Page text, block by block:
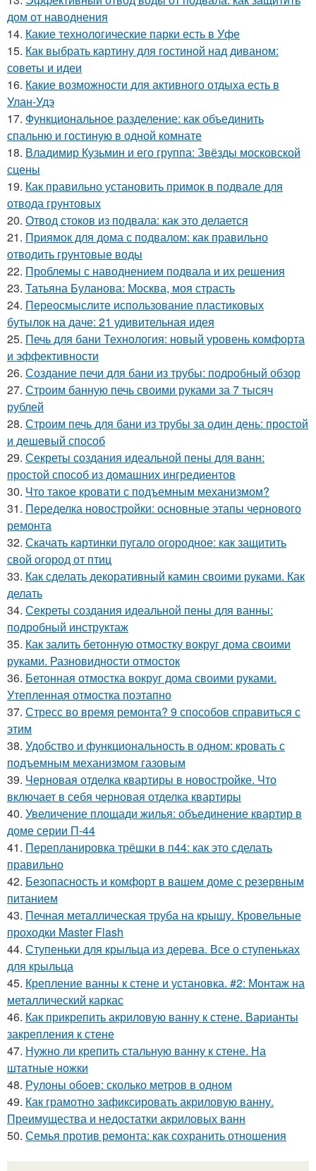
дом от наводнения
14. Какие технологические парки есть в Уфе
15. Как выбрать картину для гостиной над диваном:
советы и идеи
16. Какие возможности для активного отдыха есть в
Улан-Удэ
17. Функциональное разделение: как объединить
спальню и гостиную в одной комнате
18. Владимир Кузьмин и его группа: Звёзды московской
сцены
19. Как правильно установить примок в подвале для
отвода грунтовых
20. Отвод стоков из подвала: как это делается
21. Приямок для дома с подвалом: как правильно
отводить грунтовые воды
22. Проблемы с наводнением подвала и их решения
23. Татьяна Буланова: Москва, моя страсть
24. Переосмыслите использование пластиковых
бутылок на даче: 21 удивительная идея
25. Печь для бани Технология: новый уровень комфорта
и эффективности
26. Создание печи для бани из трубы: подробный обзор
27. Строим банную печь своими руками за 7 тысяч
рублей
28. Строим печь для бани из трубы за один день: простой
и дешевый способ
29. Секреты создания идеальной пены для ванн:
простой способ из домашних ингредиентов
30. Что такое кровати с подъемным механизмом?
31. Переделка новостройки: основные этапы чернового
ремонта
32. Скачать картинки пугало огородное: как защитить
свой огород от птиц
33. Как сделать декоративный камин своими руками. Как
делать
34. Секреты создания идеальной пены для ванны:
подробный инструктаж
35. Как залить бетонную отмостку вокруг дома своими
руками. Разновидности отмосток
36. Бетонная отмостка вокруг дома своими руками.
Утепленная отмостка поэтапно
37. Стресс во время ремонта? 9 способов справиться с
этим
38. Удобство и функциональность в одном: кровать с
подъемным механизмом газовым
39. Черновая отделка квартиры в новостройке. Что
включает в себя черновая отделка квартиры
40. Увеличение площади жилья: объединение квартир в
доме серии П-44
41. Перепланировка трёшки в п44: как это сделать
правильно
42. Безопасность и комфорт в вашем доме с резервным
питанием
43. Печная металлическая труба на крышу. Кровельные
проходки Master Flash
44. Ступеньки для крыльца из дерева. Все о ступеньках
для крыльца
45. Крепление ванны к стене и установка. #2: Монтаж на
металлический каркас
46. Как прикрепить акриловую ванну к стене. Варианты
закрепления к стене
47. Нужно ли крепить стальную ванну к стене. На
штатные ножки
48. Рулоны обоев: сколько метров в одном
49. Как грамотно зафиксировать акриловую ванну.
Преимущества и недостатки акриловых ванн
50. Семья против ремонта: как сохранить отношения